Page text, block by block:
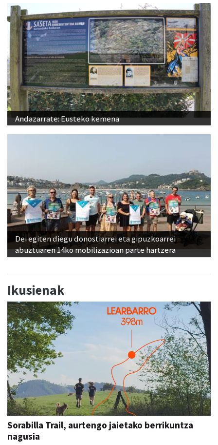
Andazarrate: Eusteko kemena
Dei egiten diegu donostiarrei eta gipuzkoarrei
abuztuaren 14ko mobilizazioan parte hartzera
Ikusienak
Sorabilla Trail, aurtengo jaietako berrikuntza
nagusia